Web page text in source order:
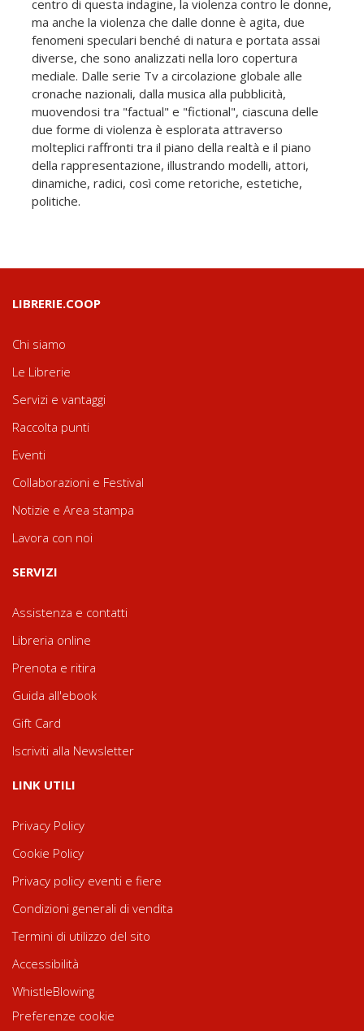
centro di questa indagine, la violenza contro le donne,
ma anche la violenza che dalle donne è agita, due
fenomeni speculari benché di natura e portata assai
diverse, che sono analizzati nella loro copertura
mediale. Dalle serie Tv a circolazione globale alle
cronache nazionali, dalla musica alla pubblicità,
muovendosi tra "factual" e "fictional", ciascuna delle
due forme di violenza è esplorata attraverso
molteplici raffronti tra il piano della realtà e il piano
della rappresentazione, illustrando modelli, attori,
dinamiche, radici, così come retoriche, estetiche,
politiche.
LIBRERIE.COOP
Chi siamo
Le Librerie
Servizi e vantaggi
Raccolta punti
Eventi
Collaborazioni e Festival
Notizie e Area stampa
Lavora con noi
SERVIZI
Assistenza e contatti
Libreria online
Prenota e ritira
Guida all'ebook
Gift Card
Iscriviti alla Newsletter
LINK UTILI
Privacy Policy
Cookie Policy
Privacy policy eventi e fiere
Condizioni generali di vendita
Termini di utilizzo del sito
Accessibilità
WhistleBlowing
Preferenze cookie